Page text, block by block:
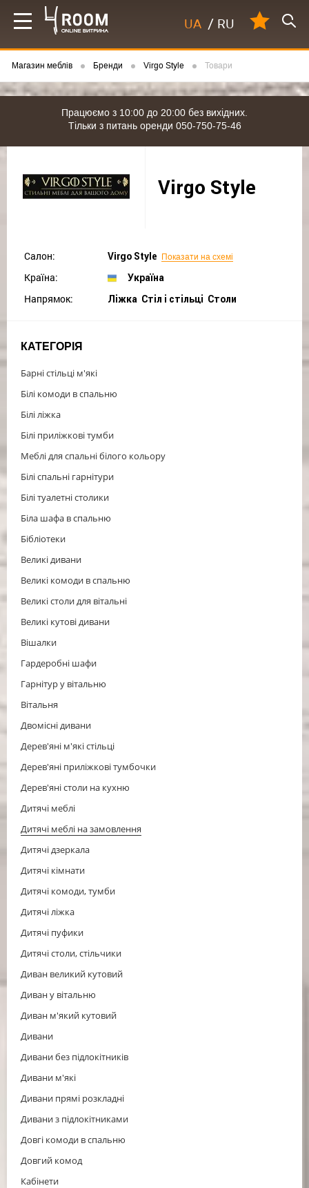
UA / RU
Магазин меблів Бренди Virgo Style Товари
Працюємо з 10:00 до 20:00 без вихідних.
Тільки з питань оренди 050-750-75-46
Virgo Style
Салон: Virgo Style Показати на схемі
Країна: Україна
Напрямок: Ліжка Cтіл і стільці Столи
КАТЕГОРІЯ
Барні стільці м'які
Білі комоди в спальню
Білі ліжка
Білі приліжкові тумби
Меблі для спальні білого кольору
Білі спальні гарнітури
Білі туалетні столики
Біла шафа в спальню
Бібліотеки
Великі дивани
Великі комоди в спальню
Великі столи для вітальні
Великі кутові дивани
Вішалки
Гардеробні шафи
Гарнітур у вітальню
Вітальня
Двомісні дивани
Дерев'яні м'які стільці
Дерев'яні приліжкові тумбочки
Дерев'яні столи на кухню
Дитячі меблі
Дитячі меблі на замовлення
Дитячі дзеркала
Дитячі кімнати
Дитячі комоди, тумби
Дитячі ліжка
Дитячі пуфики
Дитячі столи, стільчики
Диван великий кутовий
Диван у вітальню
Диван м'який кутовий
Дивани
Дивани без підлокітників
Дивани м'які
Дивани прямі розкладні
Дивани з підлокітниками
Довгі комоди в спальню
Довгий комод
Кабінети